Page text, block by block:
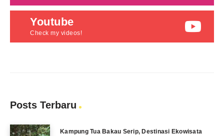
Youtube
Check my videos!
Posts Terbaru
Kampung Tua Bakau Serip, Destinasi Ekowisata